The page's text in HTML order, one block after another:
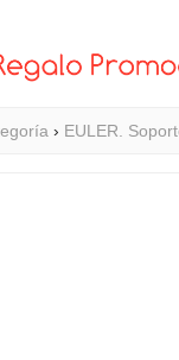
› EULER.